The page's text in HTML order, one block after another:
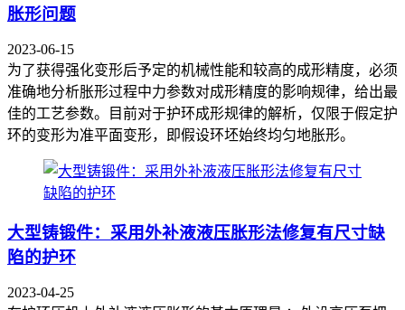
胀形问题
2023-06-15
为了获得强化变形后予定的机械性能和较高的成形精度，必须
准确地分析胀形过程中力参数对成形精度的影响规律，给出最
佳的工艺参数。目前对于护环成形规律的解析，仅限于假定护
环的变形为准平面变形，即假设环坯始终均匀地胀形。
大型铸锻件：采用外补液液压胀形法修复有尺寸缺
陷的护环
2023-04-25